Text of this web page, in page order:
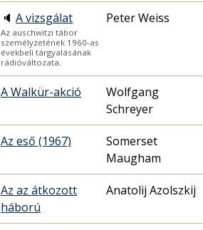
🔈 A vizsgálat
Az auschwitzi tábor
személyzetének 1960-as
évekbeli tárgyalásának
rádióváltozata.
Peter Weiss
A Walkür-akció
Wolfgang
Schreyer
Az eső (1967)
Somerset
Maugham
Az az átkozott
háború
Anatolij Azolszkij